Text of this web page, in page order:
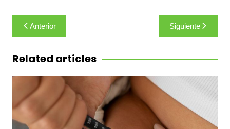
Navegación
de
entradas
Anterior Siguiente
Related articles